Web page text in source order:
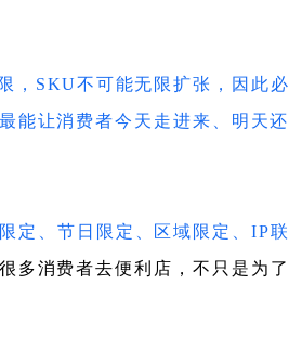
，SKU不可能无限扩张，因此必
能让消费者今天走进来、明天还
定、节日限定、区域限定、IP联
很多消费者去便利店，不只是为了